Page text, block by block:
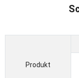
Produkt